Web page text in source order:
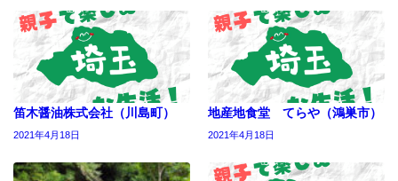
笛木醤油株式会社（川島町）
2021年4月18日
地産地食堂 てらや（鴻巣市）
2021年4月18日